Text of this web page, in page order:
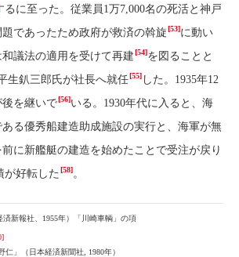
るに至った。従業員1万7,000名の死活と神戸
であったため政府が救済の斡旋[53]に動い
議法の適用を受けて再建[54]を図ることと
生釟三郎氏が社長へ就任[55] した。1935年12
後を継いで[56]いる。1930年代に入ると、海
る優秀船建造助成施設の実行と、海軍が無
に新艦艇の建造を始めたことで受注が戻り
が好転した [58]。
新報社、1955年）「川崎車輌」の項
」（日本経済新聞社, 1980年）